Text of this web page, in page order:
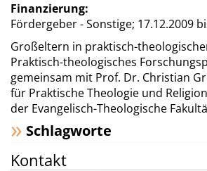
Finanzierung:
Fördergeber - Sonstige; 17.12.2009
Großeltern in praktisch-
Praktisch-theologisches
gemeinsam mit Prof. Dr. Christian
für Praktische Theologie und
der Evangelisch-Theologische
Schlagworte
Kontakt